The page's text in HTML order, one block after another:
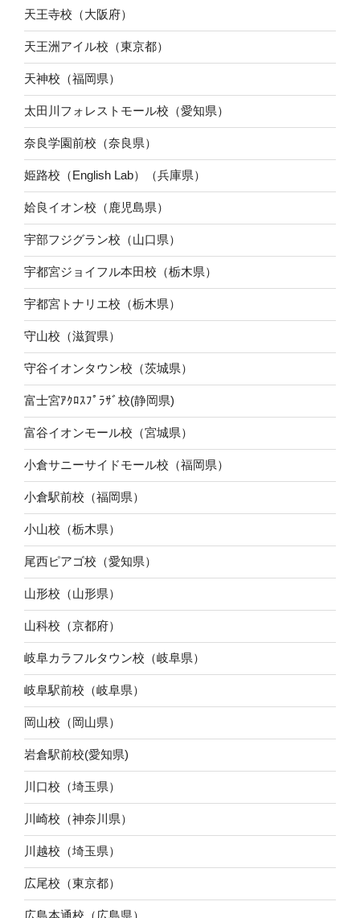
天王寺校（大阪府）
天王洲アイル校（東京都）
天神校（福岡県）
太田川フォレストモール校（愛知県）
奈良学園前校（奈良県）
姫路校（English Lab）（兵庫県）
姶良イオン校（鹿児島県）
宇部フジグラン校（山口県）
宇都宮ジョイフル本田校（栃木県）
宇都宮トナリエ校（栃木県）
守山校（滋賀県）
守谷イオンタウン校（茨城県）
富士宮ｱｸﾛｽﾌﾟﾗｻﾞ校(静岡県)
富谷イオンモール校（宮城県）
小倉サニーサイドモール校（福岡県）
小倉駅前校（福岡県）
小山校（栃木県）
尾西ピアゴ校（愛知県）
山形校（山形県）
山科校（京都府）
岐阜カラフルタウン校（岐阜県）
岐阜駅前校（岐阜県）
岡山校（岡山県）
岩倉駅前校(愛知県)
川口校（埼玉県）
川崎校（神奈川県）
川越校（埼玉県）
広尾校（東京都）
広島本通校（広島県）